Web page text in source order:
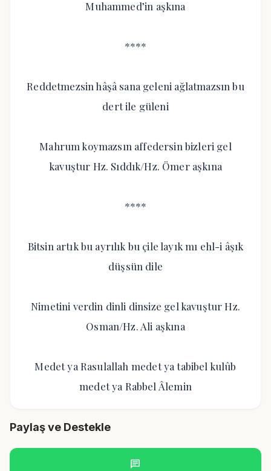
Muhammed’in aşkına
****
Reddetmezsin hâşâ sana geleni ağlatmazsın bu
dert ile güleni
Mahrum koymazsın affedersin bizleri gel
kavuştur Hz. Sıddık/Hz. Ömer aşkına
****
Bitsin artık bu ayrılık bu çile layık mı ehl-i âşık
düşsün dile
Nimetini verdin dinli dinsize gel kavuştur Hz.
Osman/Hz. Ali aşkına
Medet ya Rasulallah medet ya tabibel kulûb
medet ya Rabbel Âlemin
Paylaş ve Destekle
chat